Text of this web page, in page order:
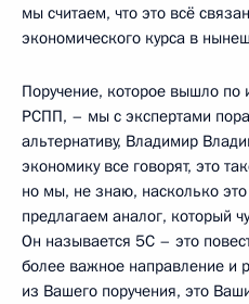
мы считаем, что это всё
экономического курса в
Поручение, которое вышло по
РСПП, – мы с экспертами
альтернативу, Владимир
экономику все говорят, это
но мы, не знаю, насколько это
предлагаем аналог, который
Он называется 5С – это
более важное направление и
из Вашего поручения, это